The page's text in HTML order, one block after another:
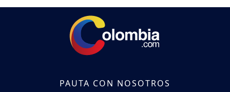
PAUTA CON NOSOTROS